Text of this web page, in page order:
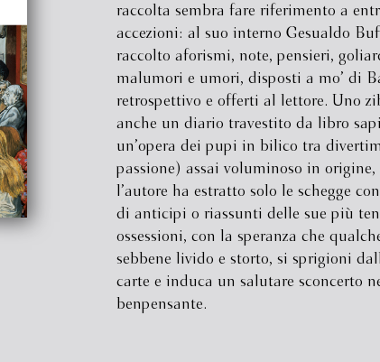
raccolta sembra fare riferimento a
accezioni: al suo interno Gesualdo
raccolto aforismi, note, pensieri,
malumori e umori, disposti a mo’ di
retrospettivo e offerti al lettore. Uno
anche un diario travestito da libro
un’opera dei pupi in bilico tra
passione) assai voluminoso in origine,
l’autore ha estratto solo le schegge
di anticipi o riassunti delle sue più
ossessioni, con la speranza che
sebbene livido e storto, si sprigioni
carte e induca un salutare sconcerto
benpensante.